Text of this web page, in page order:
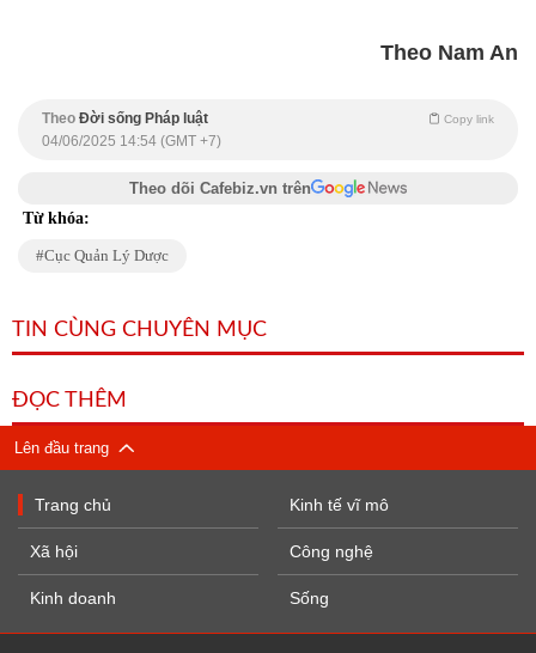
Theo Nam An
Theo Đời sống Pháp luật Copy link
04/06/2025 14:54 (GMT +7)
Theo dõi Cafebiz.vn trên
Từ khóa:
Cục Quản Lý Dược
TIN CÙNG CHUYÊN MỤC
ĐỌC THÊM
Lên đầu trang
Trang chủ
Xã hội
Kinh doanh
Kinh tế vĩ mô
Công nghệ
Sống